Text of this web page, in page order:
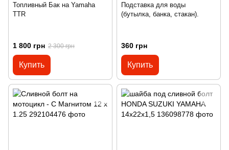
Топливный Бак на Yamaha
TTR
1 800 грн 2 300 грн
Купить
Подставка для воды
(бутылка, банка, стакан).
360 грн
Купить